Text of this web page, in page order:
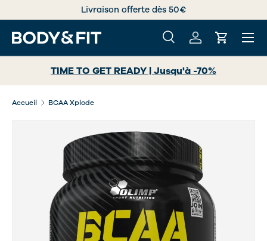
ALLER AU CONTENU
Livraison offerte dès 50€
Recherche
RechercheSe connecter
Panier
Menu
TIME TO GET READY | Jusqu'à -70%
Accueil BCAA Xplode